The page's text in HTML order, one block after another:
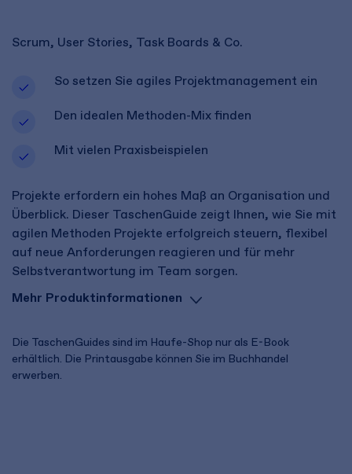
Scrum, User Stories, Task Boards & Co.
So setzen Sie agiles Projektmanagement ein
Den idealen Methoden-Mix finden
Mit vielen Praxisbeispielen
Projekte erfordern ein hohes Maß an Organisation und
Überblick. Dieser TaschenGuide zeigt Ihnen, wie Sie mit
agilen Methoden Projekte erfolgreich steuern, flexibel
auf neue Anforderungen reagieren und für mehr
Selbstverantwortung im Team sorgen.
Mehr Produktinformationen
Die TaschenGuides sind im Haufe-Shop nur als E-Book
erhältlich. Die Printausgabe können Sie im Buchhandel
erwerben.